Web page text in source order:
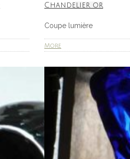
Chandelier or
Coupe lumière
More